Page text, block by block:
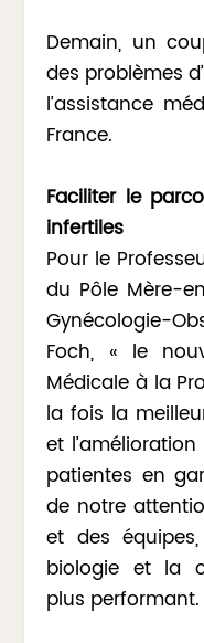
Demain, un
des problèmes
l’assistance
France.
Faciliter le
infertiles
Pour le
du Pôle Mère-
Gynécologie-
Foch, « le
Médicale à la
la fois la
et
patientes en
de notre
et des
biologie et la
plus performant.